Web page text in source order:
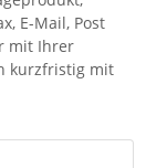
E-Mail, Post
mit Ihrer
kurzfristig mit